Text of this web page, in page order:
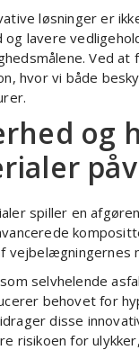
løsninger er
og lavere
Ved at
hvor vi både
og
spiller en
vejbelægningernes
selvhelende
behovet for
disse
risikoen for